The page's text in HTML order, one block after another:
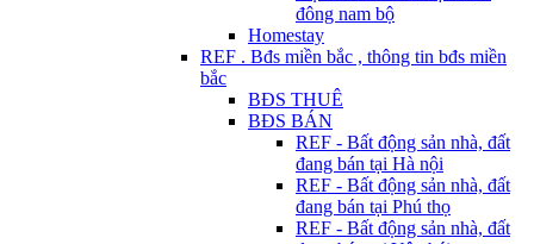
đông nam bộ
Homestay
REF . Bđs miền bắc , thông tin bđs miền
bắc
BĐS THUÊ
BĐS BÁN
REF - Bất động sản nhà, đất
đang bán tại Hà nội
REF - Bất động sản nhà, đất
đang bán tại Phú thọ
REF - Bất động sản nhà, đất